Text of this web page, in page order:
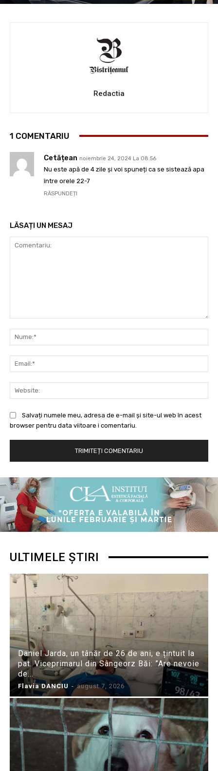
Redactia
1 COMENTARIU
Cetățean noiembrie 24, 2024 La 08:56
Nu este apă de 4 zile și voi spuneți ca se sistează apa
între orele 22-7
RĂSPUNDEȚI
LĂSAȚI UN MESAJ
Salvați numele meu, adresa de e-mail și site-ul web în acest
browser pentru data viitoare i comentariu.
ULTIMELE ȘTIRI
Daniel Jarda, un tânăr de 26 de ani, e țintuit la
pat. Viceprimarul din Sângeorz Băi: ”Are nevoie
de...
Flavia DANCIU - august 7, 2026